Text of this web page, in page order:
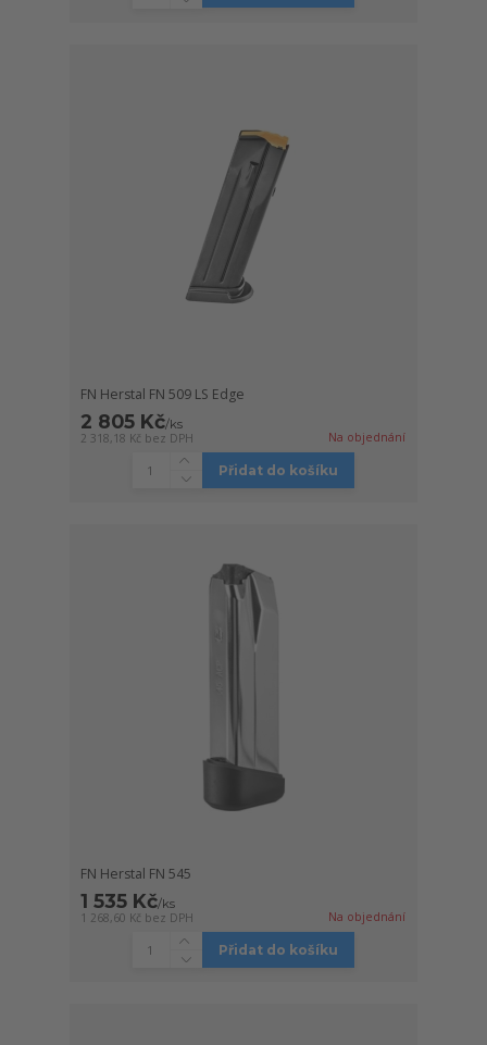
FN Herstal FN 509 LS Edge
2 805 Kč/ks
2 318,18 Kč bez DPH Na objednání
Přidat do košíku
FN Herstal FN 545
1 535 Kč/ks
1 268,60 Kč bez DPH Na objednání
Přidat do košíku